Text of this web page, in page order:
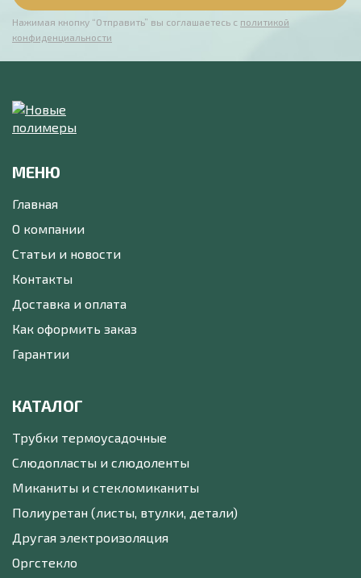
Нажимая кнопку “Отправить” вы соглашаетесь с политикой
конфиденциальности
МЕНЮ
Главная
О компании
Статьи и новости
Контакты
Доставка и оплата
Как оформить заказ
Гарантии
КАТАЛОГ
Трубки термоусадочные
Слюдопласты и слюдоленты
Миканиты и стекломиканиты
Полиуретан (листы, втулки, детали)
Другая электроизоляция
Оргстекло